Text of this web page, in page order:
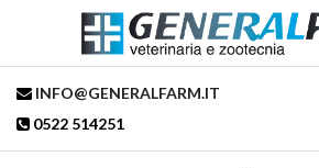
INFO@GENERALFARM.IT
0522 514251